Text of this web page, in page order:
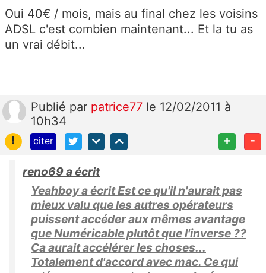
Oui 40€ / mois, mais au final chez les voisins
ADSL c'est combien maintenant... Et la tu as
un vrai débit...
Publié par patrice77 le 12/02/2011 à
10h34
!
citer + -
reno69 a écrit
Yeahboy a écrit Est ce qu'il n'aurait pas
mieux valu que les autres opérateurs
puissent accéder aux mêmes avantage
que Numéricable plutôt que l'inverse ??
Ca aurait accélérer les choses...
Totalement d'accord avec mac. Ce qui